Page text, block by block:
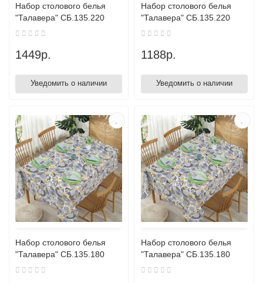
Набор столового белья
"Талавера" СБ.135.220
1449р.
Уведомить о наличии
Набор столового белья
"Талавера" СБ.135.220
1188р.
Уведомить о наличии
Набор столового белья
"Талавера" СБ.135.180
Набор столового белья
"Талавера" СБ.135.180